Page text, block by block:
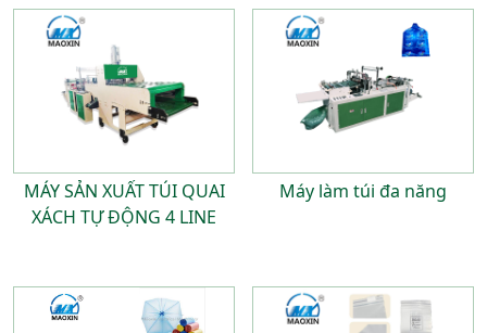
MÁY SẢN XUẤT TÚI QUAI
XÁCH TỰ ĐỘNG 4 LINE
Máy làm túi đa năng